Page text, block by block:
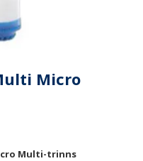
Micro
Multi-trinns